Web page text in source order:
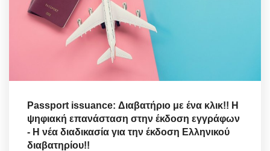
Passport issuance: Διαβατήριο με ένα κλικ!! Η
ψηφιακή επανάσταση στην έκδοση εγγράφων
- Η νέα διαδικασία για την έκδοση Ελληνικού
διαβατηρίου!!